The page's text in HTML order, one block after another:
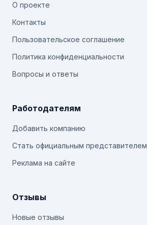
О проекте
Контакты
Пользовательское соглашение
Политика конфиденциальности
Вопросы и ответы
Работодателям
Добавить компанию
Стать официальным представителем
Реклама на сайте
Отзывы
Новые отзывы